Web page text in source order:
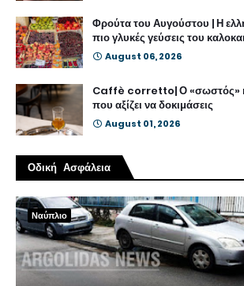
Φρούτα του Αυγούστου | Η
πιο γλυκές γεύσεις του
August 06, 2026
Caffè corretto| Ο «σωστός»
που αξίζει να δοκιμάσεις
August 01, 2026
Οδική Ασφάλεια
Ναύπλιο